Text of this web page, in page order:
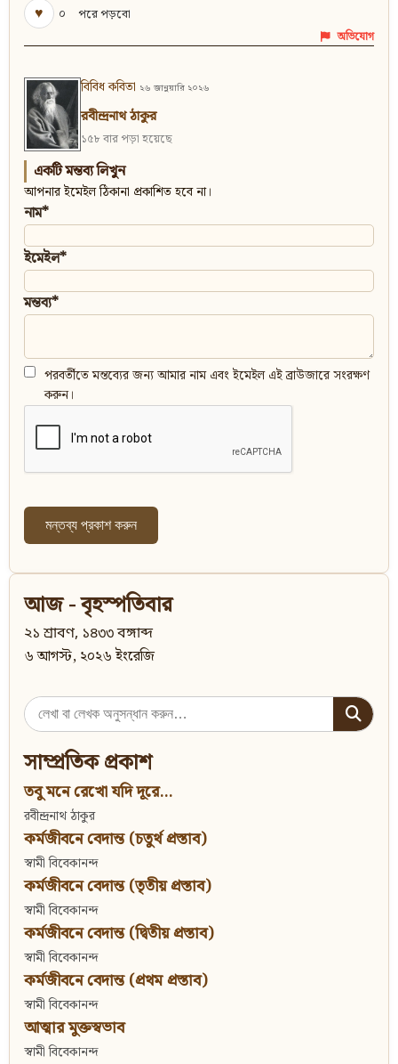
♥
০ পরে পড়বো
অভিযোগ
বিবিধ কবিতা ২৬ জানুয়ারি ২০২৬
রবীন্দ্রনাথ ঠাকুর
১৫৮ বার পড়া হয়েছে
একটি মন্তব্য লিখুন
আপনার ইমেইল ঠিকানা প্রকাশিত হবে না।
নাম*
ইমেইল*
মন্তব্য*
পরবর্তীতে মন্তব্যের জন্য আমার নাম এবং ইমেইল এই ব্রাউজারে সংরক্ষণ
করুন।
আজ - বৃহস্পতিবার
২১ শ্রাবণ, ১৪৩৩ বঙ্গাব্দ
৬ আগস্ট, ২০২৬ ইংরেজি
Search
for:
সাম্প্রতিক প্রকাশ
তবু মনে রেখো যদি দূরে...
রবীন্দ্রনাথ ঠাকুর
কর্মজীবনে বেদান্ত (চতুর্থ প্রস্তাব)
স্বামী বিবেকানন্দ
কর্মজীবনে বেদান্ত (তৃতীয় প্রস্তাব)
স্বামী বিবেকানন্দ
কর্মজীবনে বেদান্ত (দ্বিতীয় প্রস্তাব)
স্বামী বিবেকানন্দ
কর্মজীবনে বেদান্ত (প্রথম প্রস্তাব)
স্বামী বিবেকানন্দ
আত্মার মুক্তস্বভাব
স্বামী বিবেকানন্দ